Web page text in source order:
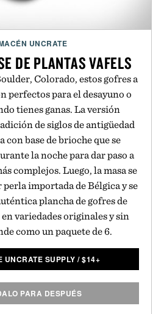
UNCRATE
DE PLANTAS VAFELS
Colorado, estos gofres a
perfectos para el desayuno o
tienes ganas. La versión
de siglos de antigüedad
con base de brioche que se
la noche para dar paso a
complejos. Luego, la masa se
importada de Bélgica y se
plancha de gofres de
variedades originales y sin
como un paquete de 6.
UNCRATE SUPPLY /$14+
PARA DESPUÉS